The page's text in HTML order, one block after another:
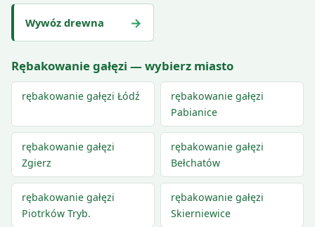
Wywóz drewna →
Rębakowanie gałęzi — wybierz miasto
rębakowanie gałęzi Łódź
rębakowanie gałęzi
Pabianice
rębakowanie gałęzi
Zgierz
rębakowanie gałęzi
Bełchatów
rębakowanie gałęzi
Piotrków Tryb.
rębakowanie gałęzi
Skierniewice